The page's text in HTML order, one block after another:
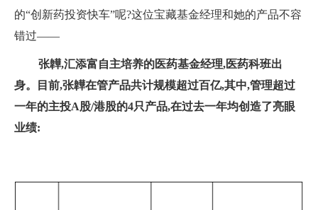
的“创新药投资快车”呢?这位宝藏基金经理和她的产品不容
错过——
张韡,汇添富自主培养的医药基金经理,医药科班出
身。目前,张韡在管产品共计规模超过百亿,其中,管理超过
一年的主投A股/港股的4只产品,在过去一年均创造了亮眼
业绩: